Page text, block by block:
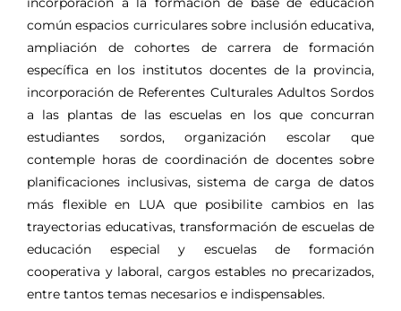
común espacios curriculares sobre inclusión educativa,
ampliación de cohortes de carrera de formación
específica en los institutos docentes de la provincia,
incorporación de Referentes Culturales Adultos Sordos
a las plantas de las escuelas en los que concurran
estudiantes sordos, organización escolar que
contemple horas de coordinación de docentes sobre
planificaciones inclusivas, sistema de carga de datos
más flexible en LUA que posibilite cambios en las
trayectorias educativas, transformación de escuelas de
educación especial y escuelas de formación
cooperativa y laboral, cargos estables no precarizados,
entre tantos temas necesarios e indispensables.